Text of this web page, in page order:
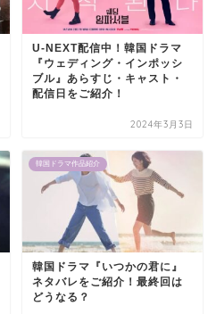
U-NEXT配信中！韓国ドラマ
『ウェディング・インポッシ
ブル』あらすじ・キャスト・
配信日をご紹介！
2024年3月3日
韓国ドラマ作品紹介
韓国ドラマ『いつかの君に』
ネタバレをご紹介！最終回は
どうなる？